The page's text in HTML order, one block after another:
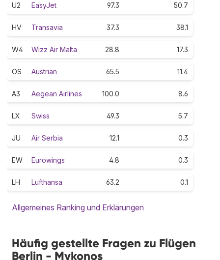
U2 EasyJet 97.3 50.7
HV Transavia 37.3 38.1
W4 Wizz Air Malta 28.8 17.3
OS Austrian 65.5 11.4
A3 Aegean Airlines 100.0 8.6
LX Swiss 49.3 5.7
JU Air Serbia 12.1 0.3
EW Eurowings 4.8 0.3
LH Lufthansa 63.2 0.1
Allgemeines Ranking und Erklärungen
Häufig gestellte Fragen zu Flügen
Berlin - Mykonos